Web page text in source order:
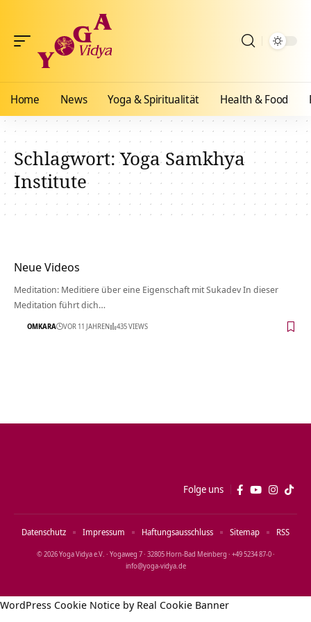
Home News Yoga & Spiritualität Health & Food
Schlagwort:Yoga Samkhya
Institute
Neue Videos
Meditation: Meditiere über eine Eigenschaft mit Sukadev In dieser
Meditation führt dich…
OMKARA VOR 11 JAHREN 435 VIEWS
Folge uns
© 2026 Yoga Vidya e.V. · Yogaweg 7 · 32805 Horn‑Bad Meinberg · +49 5234 87‑0 ·
info@yoga‑vidya.de
Datenschutz Impressum Haftungsausschluss Sitemap RSS
WordPress Cookie Notice by Real Cookie Banner